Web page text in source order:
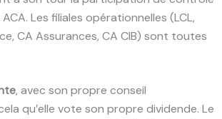
Les filiales opérationnelles (LCL,
CA Assurances, CA CIB) sont toutes
, avec son propre conseil
qu’elle vote son propre dividende. Le